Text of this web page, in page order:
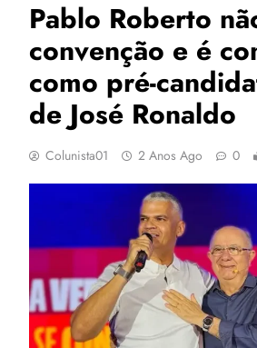
Pablo Roberto
convenção e é
como pré-
de José Ronaldo
Colunista01 2 Anos Ago 0